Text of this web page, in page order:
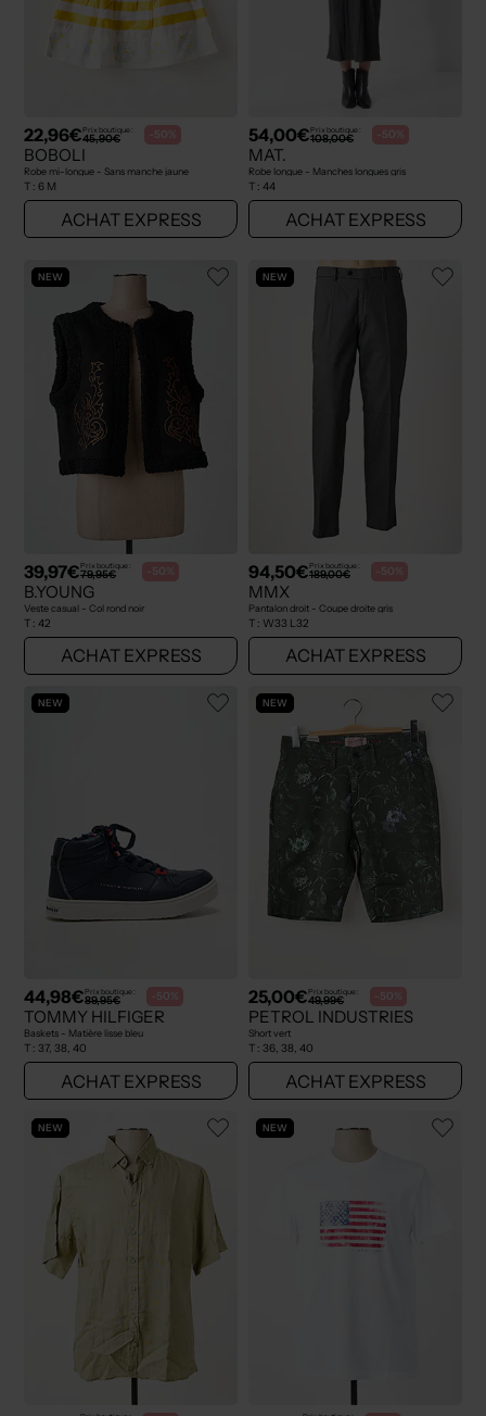
22,96€Prix boutique :
45,90€ -50%
BOBOLI
Robe mi-longue - Sans manche jaune
T : 6 M
ACHAT EXPRESS
54,00€Prix boutique :
108,00€ -50%
MAT.
Robe longue - Manches longues gris
T : 44
ACHAT EXPRESS
NEW
39,97€Prix boutique :
79,95€ -50%
B.YOUNG
Veste casual - Col rond noir
T : 42
ACHAT EXPRESS
NEW
94,50€Prix boutique :
189,00€ -50%
MMX
Pantalon droit - Coupe droite gris
T : W33 L32
ACHAT EXPRESS
NEW
44,98€Prix boutique :
89,95€ -50%
TOMMY HILFIGER
Baskets - Matière lisse bleu
T : 37, 38, 40
ACHAT EXPRESS
NEW
25,00€Prix boutique :
49,99€ -50%
PETROL INDUSTRIES
Short vert
T : 36, 38, 40
ACHAT EXPRESS
NEW NEW